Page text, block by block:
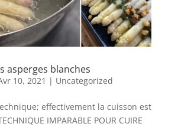
asperges blanches
10, 2021 | Uncategorized
effectivement la cuisson est
IMPARABLE POUR CUIRE